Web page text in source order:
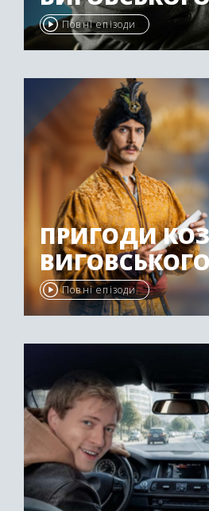
Повні епізоди
ПРИГОДИ
Повні епізоди